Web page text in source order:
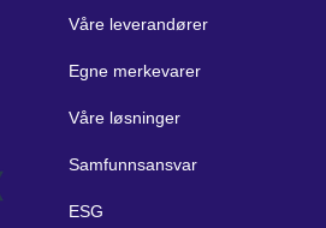
Våre leverandører
Egne merkevarer
Våre løsninger
Samfunnsansvar
ESG